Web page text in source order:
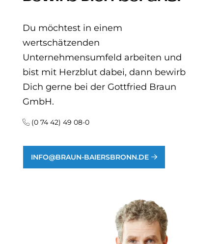
Du möchtest in einem
wertschätzenden
Unternehmensumfeld arbeiten und
bist mit Herzblut dabei, dann bewirb
Dich gerne bei der Gottfried Braun
GmbH.
(0 74 42) 49 08-0
INFO@BRAUN-BAIERSBRONN.DE